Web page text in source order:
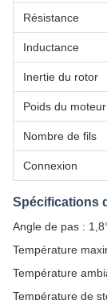
Résistance
Inductance
Inertie du rotor
Poids du moteur
Nombre de fils
Connexion
Spécifications
Angle de pas :
Température
Température
Température de